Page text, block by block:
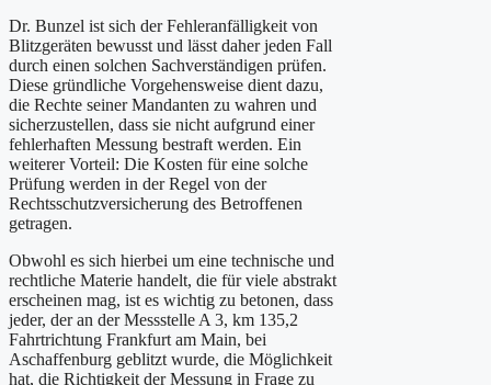
Dr. Bunzel ist sich der Fehleranfälligkeit von
Blitzgeräten bewusst und lässt daher jeden Fall
durch einen solchen Sachverständigen prüfen.
Diese gründliche Vorgehensweise dient dazu,
die Rechte seiner Mandanten zu wahren und
sicherzustellen, dass sie nicht aufgrund einer
fehlerhaften Messung bestraft werden. Ein
weiterer Vorteil: Die Kosten für eine solche
Prüfung werden in der Regel von der
Rechtsschutzversicherung des Betroffenen
getragen.
Obwohl es sich hierbei um eine technische und
rechtliche Materie handelt, die für viele abstrakt
erscheinen mag, ist es wichtig zu betonen, dass
jeder, der an der Messstelle A 3, km 135,2
Fahrtrichtung Frankfurt am Main, bei
Aschaffenburg geblitzt wurde, die Möglichkeit
hat, die Richtigkeit der Messung in Frage zu